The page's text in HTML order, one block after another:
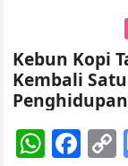
o
k
Kebun Kopi
Kembali
W F